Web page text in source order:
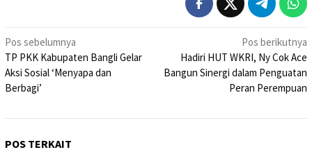
Navigasi
pos
Pos sebelumnya
TP PKK Kabupaten Bangli Gelar
Aksi Sosial ‘Menyapa dan
Berbagi’
Pos berikutnya
Hadiri HUT WKRI, Ny Cok Ace
Bangun Sinergi dalam Penguatan
Peran Perempuan
POS TERKAIT